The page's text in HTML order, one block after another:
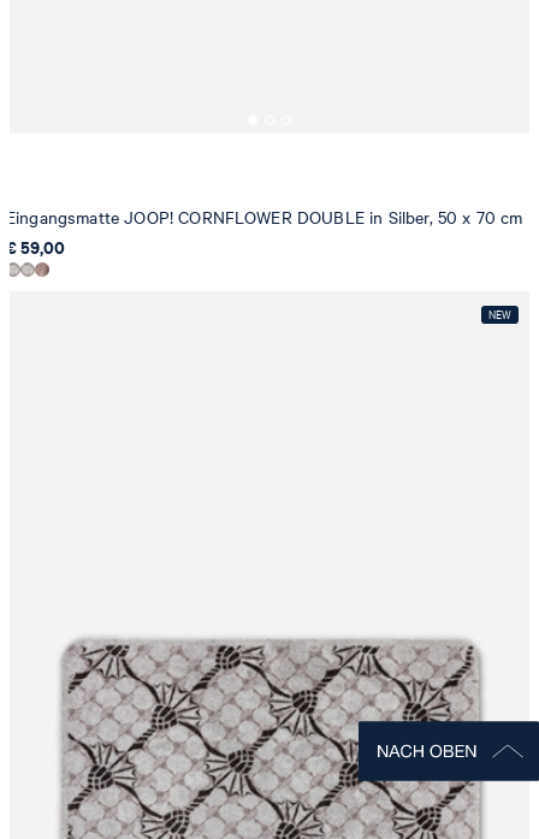
Eingangsmatte JOOP! CORNFLOWER DOUBLE in Silber, 50 x 70 cm
€ 59,00